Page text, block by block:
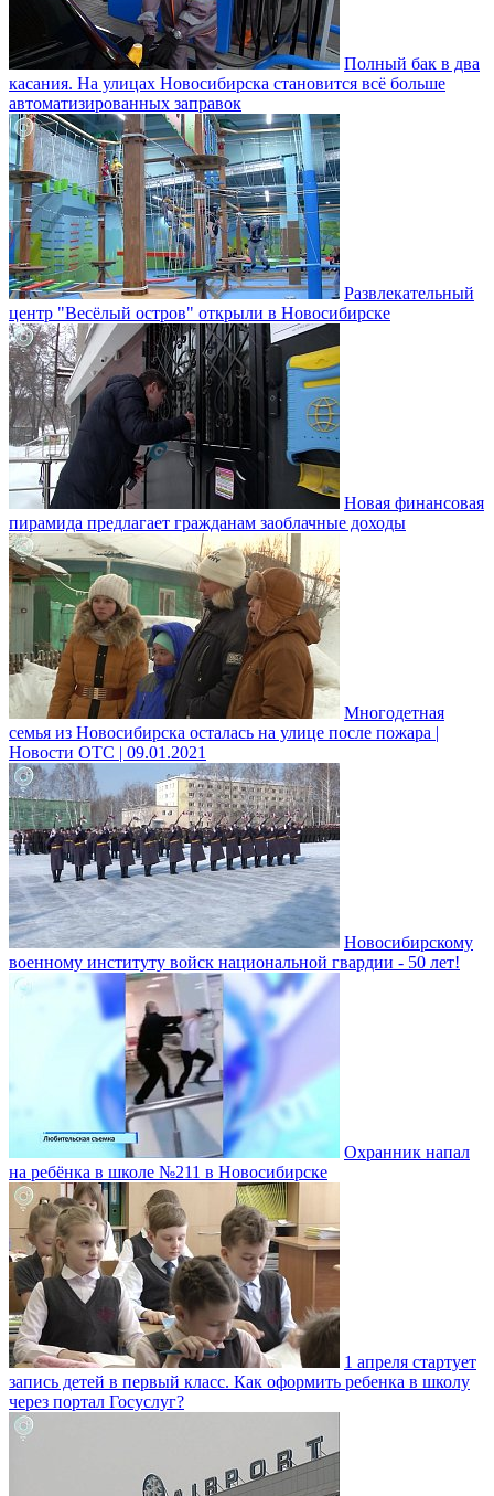
Полный бак в два
касания. На улицах Новосибирска становится всё больше
автоматизированных заправок
Развлекательный
центр "Весёлый остров" открыли в Новосибирске
Новая финансовая
пирамида предлагает гражданам заоблачные доходы
Многодетная
семья из Новосибирска осталась на улице после пожара |
Новости ОТС | 09.01.2021
Новосибирскому
военному институту войск национальной гвардии - 50 лет!
Охранник напал
на ребёнка в школе №211 в Новосибирске
1 апреля стартует
запись детей в первый класс. Как оформить ребенка в школу
через портал Госуслуг?